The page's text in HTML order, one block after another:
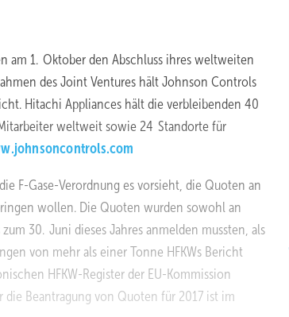
am 1. Oktober den Abschluss ihres weltweiten
des Joint Ventures hält Johnson Controls
Hitachi Appliances hält die verbleibenden 40
weltweit sowie 24 Standorte für
F-Gase-Verordnung es vorsieht, die Quoten an
wollen. Die Quoten wurden sowohl an
30. Juni dieses Jahres anmelden mussten, als
von mehr als einer Tonne HFKWs Bericht
HFKW-Register der EU-Kommission
Beantragung von Quoten für 2017 ist im